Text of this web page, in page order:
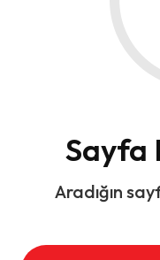
Sayfa
Aradığın